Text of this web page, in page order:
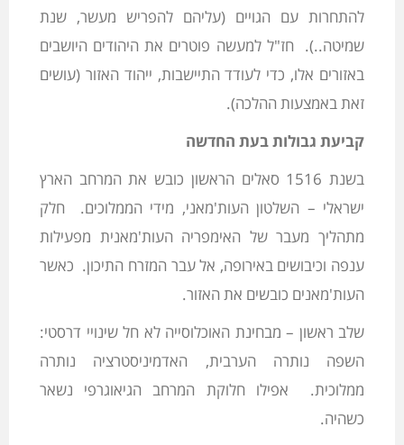
להתחרות עם הגויים (עליהם להפריש מעשר, שנת
שמיטה..). חז"ל למעשה פוטרים את היהודים היושבים
באזורים אלו, כדי לעודד התיישבות, ייהוד האזור (עושים
זאת באמצעות ההלכה).
קביעת גבולות בעת החדשה
בשנת 1516 סאלים הראשון כובש את המרחב הארץ
ישראלי – השלטון העות'מאני, מידי הממלוכים. חלק
מתהליך מעבר של האימפריה העות'מאנית מפעילות
ענפה וכיבושים באירופה, אל עבר המזרח התיכון. כאשר
העות'מאנים כובשים את האזור.
שלב ראשון – מבחינת האוכלוסייה לא חל שינויי דרסטי:
השפה נותרה הערבית, האדמיניסטרציה נותרה
ממלוכית. אפילו חלוקת המרחב הגיאוגרפי נשאר
כשהיה.